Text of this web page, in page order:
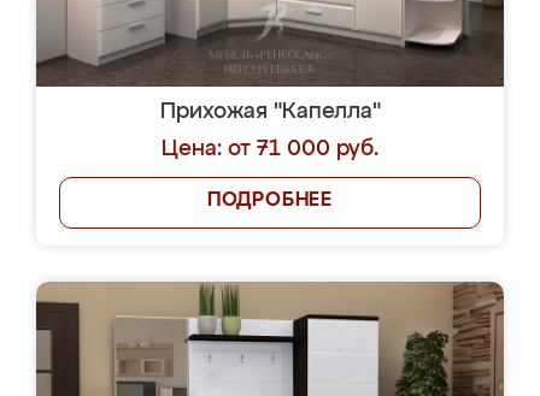
Прихожая "Капелла"
Цена: от 71 000 руб.
ПОДРОБНЕЕ